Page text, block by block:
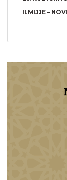
ILMIJJE –